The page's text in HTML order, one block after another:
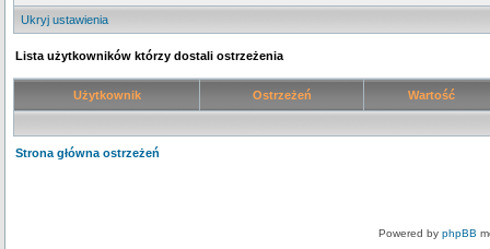
Ukryj ustawienia
Lista użytkowników którzy dostali ostrzeżenia
Użytkownik Ostrzeżeń Wartość
Strona główna ostrzeżeń
Powered by phpBB